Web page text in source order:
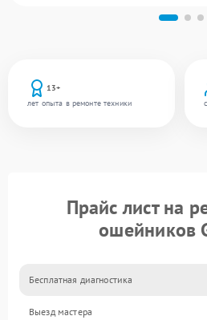
13+
лет опыта в ремонте техники
Прайс лист на
ошейников
Бесплатная диагностика
Выезд мастера